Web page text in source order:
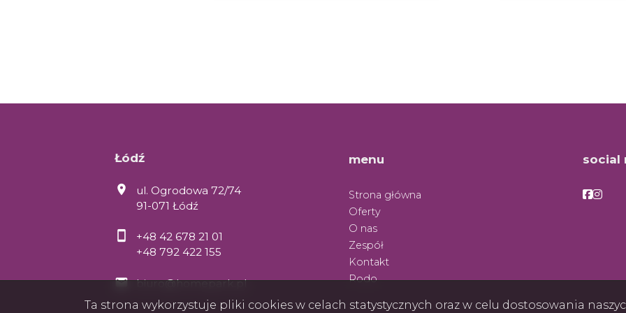
Łódź
ul. Ogrodowa 72/74
91-071 Łódź
+48 42 678 21 01
+48 792 422 155
biuro@homepark.pl
menu
Strona główna
Oferty
O nas
Zespół
Kontakt
Rodo
social
Ta strona wykorzystuje pliki cookies w celach statystycznych oraz w celu dostosowania